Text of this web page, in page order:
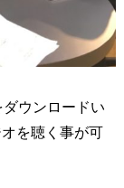
ウンロードい
を聴く事が可